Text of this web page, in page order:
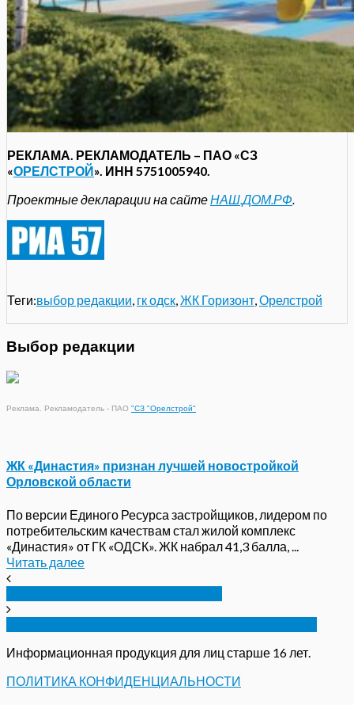
РЕКЛАМА. РЕКЛАМОДАТЕЛЬ – ПАО «СЗ
«ОРЕЛСТРОЙ». ИНН 5751005940.
Проектные декларации на сайте НАШ.ДОМ.РФ
Теги:выбор редакции гк одск ЖК Горизонт Орелстрой
Выбор редакции
Реклама. Рекламодатель - ПАО "СЗ "Орелстрой"
ЖК «Династия» признан лучшей новостройкой
Орловской области
По версии Единого Ресурса застройщиков, лидером по
потребительским качествам стал жилой комплекс
«Династия» от ГК «ОДСК». ЖК набрал 41,3 балла, ...
Читать далее
Информационная продукция для лиц старше 16 лет.
ПОЛИТИКА КОНФИДЕНЦИАЛЬНОСТИ